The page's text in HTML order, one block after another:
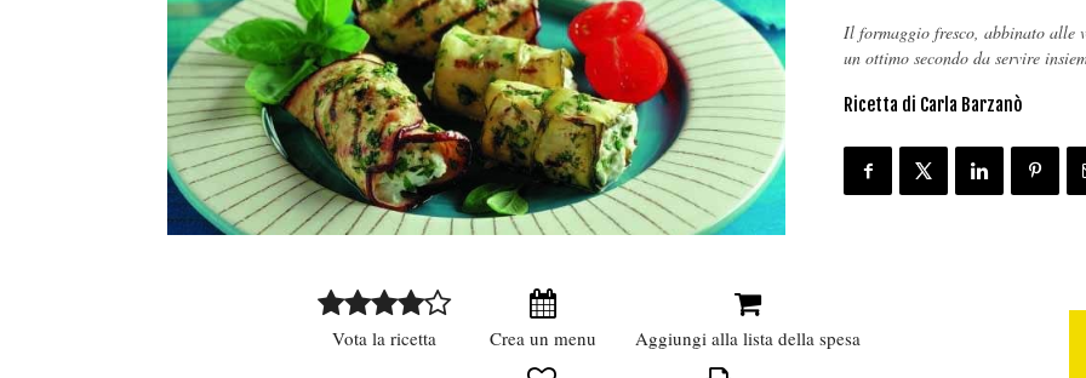
Il formaggio fresco, abbinato alle
un ottimo secondo da servire
Ricetta di Carla Barzanò
Vota la ricetta Crea un menu Aggiungi alla lista della spesa